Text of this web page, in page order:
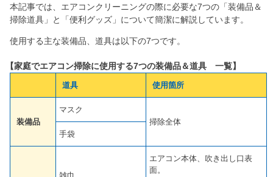
本記事では、エアコンクリーニングの際に必要な7つの「装備品＆
掃除道具」と「便利グッズ」について簡潔に解説しています。
使用する主な装備品、道具は以下の7つです。
【家庭でエアコン掃除に使用する7つの装備品＆道具 一覧】
道具 使用箇所
装備品
マスク
掃除全体
手袋
エアコン本体、吹き出し口表
面。